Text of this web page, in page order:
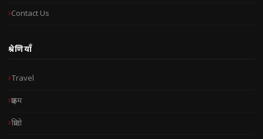
Contact Us
श्रेणियाँ
Travel
क्राइम
क्रिप्टो